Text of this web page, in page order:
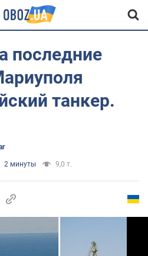
последние
танкер.
2 минуты 9,0 т.